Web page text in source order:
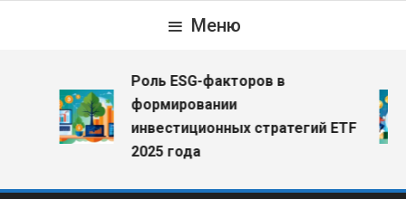
Меню
Роль ESG-факторов в
формировании
инвестиционных стратегий ETF
2025 года